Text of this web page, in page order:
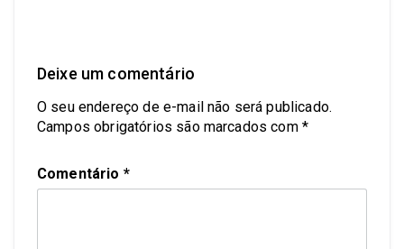
Deixe um comentário
O seu endereço de e-mail não será publicado.
Campos obrigatórios são marcados com *
Comentário *